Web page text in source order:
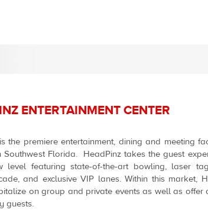
ENTERTAINMENT CENTER
the premiere entertainment, dining and meeting
Southwest Florida. HeadPinz takes the guest
level featuring state-of-the-art bowling, laser
and exclusive VIP lanes. Within this market,
on group and private events as well as offer
guests.